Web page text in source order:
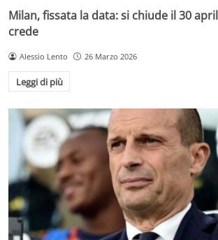
Milan, fissata la data: si chiude il 30
crede
Alessio Lento 26 Marzo 2026
Leggi di più